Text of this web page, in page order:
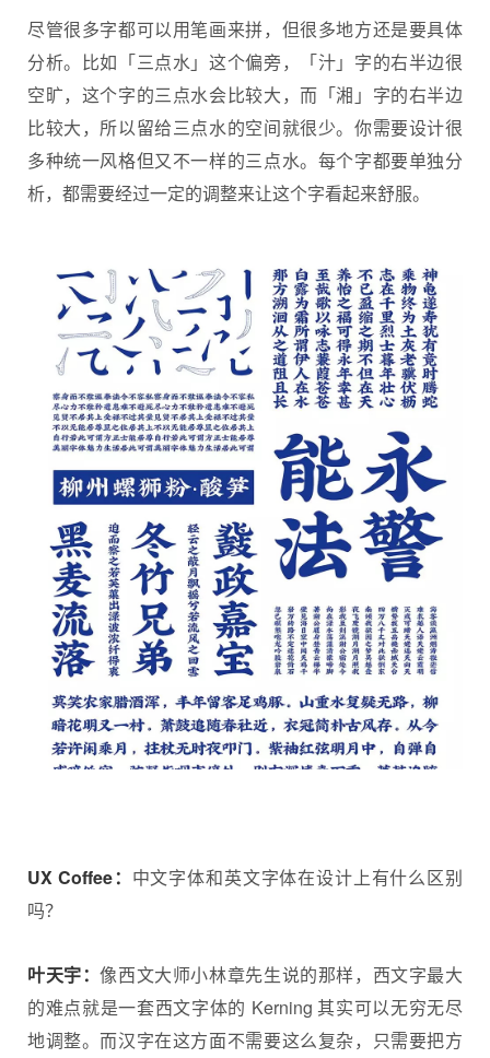
尽管很多字都可以用笔画来拼，但很多地方还是要具体
分析。比如「三点水」这个偏旁，「汁」字的右半边很
空旷，这个字的三点水会比较大，而「湘」字的右半边
比较大，所以留给三点水的空间就很少。你需要设计很
多种统一风格但又不一样的三点水。每个字都要单独分
析，都需要经过一定的调整来让这个字看起来舒服。
UX Coffee： 中文字体和英文字体在设计上有什么区别
吗？
叶天宇：像西文大师小林章先生说的那样，西文字最大
的难点就是一套西文字体的 Kerning 其实可以无穷无尽
地调整。而汉字在这方面不需要这么复杂，只需要把方